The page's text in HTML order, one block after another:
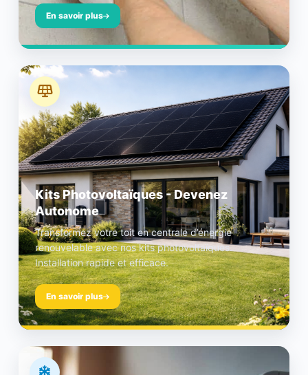
En savoir plus
Kits Photovoltaïques - Devenez
Autonome
Transformez votre toit en centrale d’énergie
renouvelable avec nos kits photovoltaïques.
Installation rapide et efficace.
En savoir plus